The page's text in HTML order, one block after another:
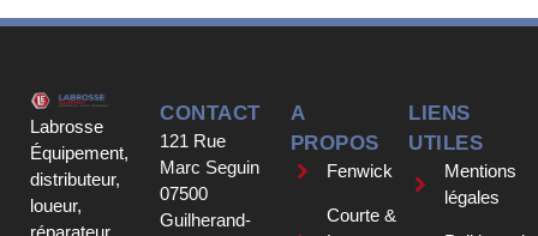
Labrosse
Équipement,
distributeur,
loueur,
CONTACT
121 Rue
Marc Seguin
07500
Guilherand-
A
PROPOS
Fenwick
Courte &
LIENS
UTILES
Mentions
légales